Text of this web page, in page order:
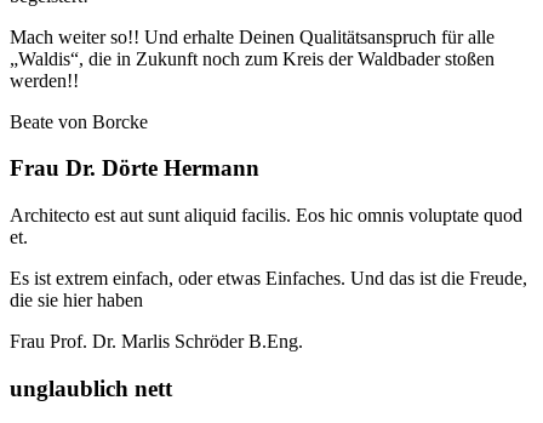
Mach weiter so!! Und erhalte Deinen Qualitätsanspruch für alle
„Waldis“, die in Zukunft noch zum Kreis der Waldbader stoßen
werden!!
Beate von Borcke
Frau Dr. Dörte Hermann
Architecto est aut sunt aliquid facilis. Eos hic omnis voluptate quod
et.
Es ist extrem einfach, oder etwas Einfaches. Und das ist die Freude,
die sie hier haben
Frau Prof. Dr. Marlis Schröder B.Eng.
unglaublich nett